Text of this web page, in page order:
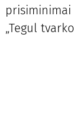
prisiminimai
„Tegul